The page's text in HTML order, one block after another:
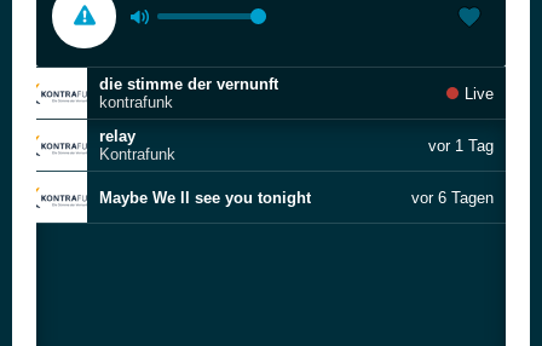
die stimme der vernunft
kontrafunk
Live
relay
Kontrafunk
vor 1 Tag
Maybe We ll see you tonight vor 6 Tagen